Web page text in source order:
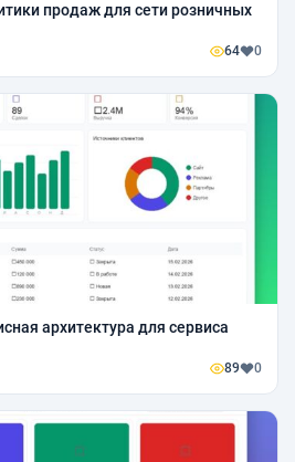
продаж для сети розничных
64 0
архитектура для сервиса
89 0